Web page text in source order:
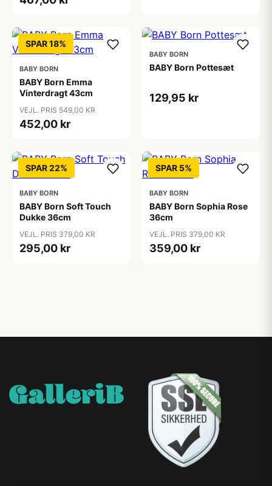
SPAR 18%
BABY BORN
BABY Born Emma
Vinterdragt 43cm
VEJL. PRIS 549,00 KR
452,00 kr
BABY BORN
BABY Born Pottesæt
129,95 kr
SPAR 22%
BABY BORN
BABY Born Soft Touch
Dukke 36cm
VEJL. PRIS 379,00 KR
295,00 kr
SPAR 5%
BABY BORN
BABY Born Sophia Rose
36cm
VEJL. PRIS 379,00 KR
359,00 kr